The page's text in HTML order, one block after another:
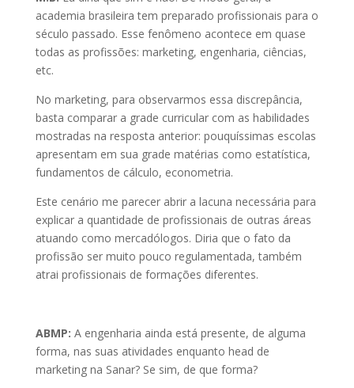
academia brasileira tem preparado profissionais para o
século passado. Esse fenômeno acontece em quase
todas as profissões: marketing, engenharia, ciências,
etc.
No marketing, para observarmos essa discrepância,
basta comparar a grade curricular com as habilidades
mostradas na resposta anterior: pouquíssimas escolas
apresentam em sua grade matérias como estatística,
fundamentos de cálculo, econometria.
Este cenário me parecer abrir a lacuna necessária para
explicar a quantidade de profissionais de outras áreas
atuando como mercadólogos. Diria que o fato da
profissão ser muito pouco regulamentada, também
atrai profissionais de formações diferentes.
ABMP: A engenharia ainda está presente, de alguma
forma, nas suas atividades enquanto head de
marketing na Sanar? Se sim, de que forma?